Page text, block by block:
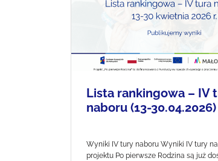
Lista rankingowa – IV
naboru (13-30.04.2026)
Wyniki IV tury naboru Wyniki IV tury
projektu Po pierwsze Rodzina są już